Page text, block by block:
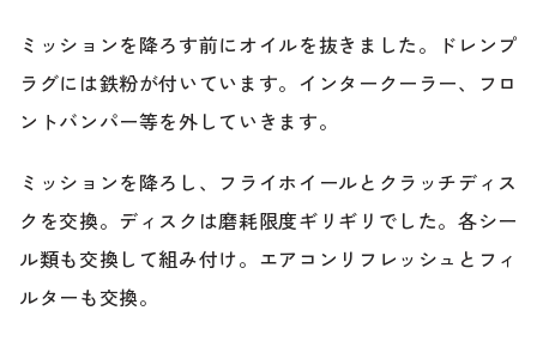
電話・メールなどのご連絡方法意外にも、オンラインで
お問い合わせフォームにて、オンラインでのご連絡をご
希望ください。
ミッションを降ろす前にオイルを抜きました。ドレンプ
ラグには鉄粉が付いています。インタークーラー、フロ
ントバンパー等を外していきます。
ミッションを降ろし、フライホイールとクラッチディス
クを交換。ディスクは磨耗限度ギリギリでした。各シー
ル類も交換して組み付け。エアコンリフレッシュとフィ
ルターも交換。